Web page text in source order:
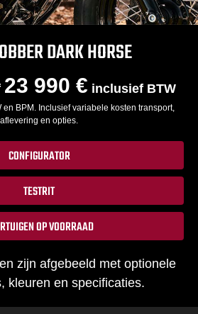
DARK HORSE
23 990 € inclusief BTW
en BPM. Inclusief variabele kosten transport,
aflevering en opties.
CONFIGURATOR
TESTRIT
OP VOORRAAD
zijn afgebeeld met optionele
kleuren en specificaties.